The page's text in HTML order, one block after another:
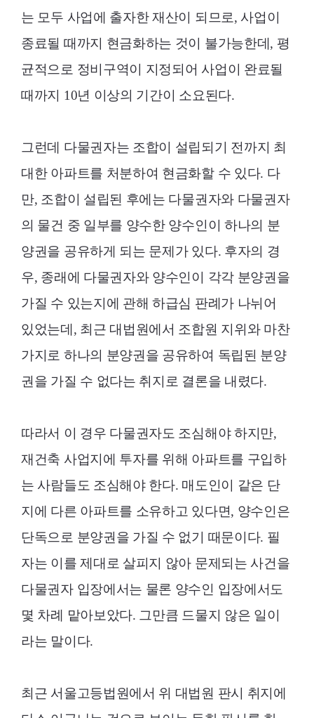
는 모두 사업에 출자한 재산이 되므로, 사업이
종료될 때까지 현금화하는 것이 불가능한데, 평
균적으로 정비구역이 지정되어 사업이 완료될
때까지 10년 이상의 기간이 소요된다.
그런데 다물권자는 조합이 설립되기 전까지 최
대한 아파트를 처분하여 현금화할 수 있다. 다
만, 조합이 설립된 후에는 다물권자와 다물권자
의 물건 중 일부를 양수한 양수인이 하나의 분
양권을 공유하게 되는 문제가 있다. 후자의 경
우, 종래에 다물권자와 양수인이 각각 분양권을
가질 수 있는지에 관해 하급심 판례가 나뉘어
있었는데, 최근 대법원에서 조합원 지위와 마찬
가지로 하나의 분양권을 공유하여 독립된 분양
권을 가질 수 없다는 취지로 결론을 내렸다.
따라서 이 경우 다물권자도 조심해야 하지만,
재건축 사업지에 투자를 위해 아파트를 구입하
는 사람들도 조심해야 한다. 매도인이 같은 단
지에 다른 아파트를 소유하고 있다면, 양수인은
단독으로 분양권을 가질 수 없기 때문이다. 필
자는 이를 제대로 살피지 않아 문제되는 사건을
다물권자 입장에서는 물론 양수인 입장에서도
몇 차례 맡아보았다. 그만큼 드물지 않은 일이
라는 말이다.
최근 서울고등법원에서 위 대법원 판시 취지에